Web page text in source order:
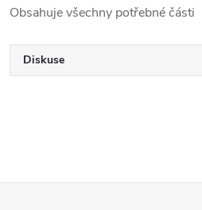
Obsahuje všechny potřebné části
Diskuse